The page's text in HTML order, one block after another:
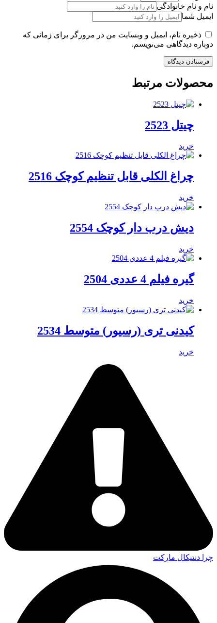
نام و نام خانوادگی
ایمیل شما
ذخیره نام، ایمیل و وبسایت من در مرورگر برای زمانی که
دوباره دیدگاهی می‌نویسم.
محصولات مرتبط
چیتل 2523
خرید
چراغ الکلی قابل تنظیم کوچک 2516
خرید
دیش درب دار کوچک 2554
خرید
گیره فیلم 4 عددی 2504
خرید
کیدنی تری (رسیور) متوسط 2534
خرید
چرا دنتیکال مارکت